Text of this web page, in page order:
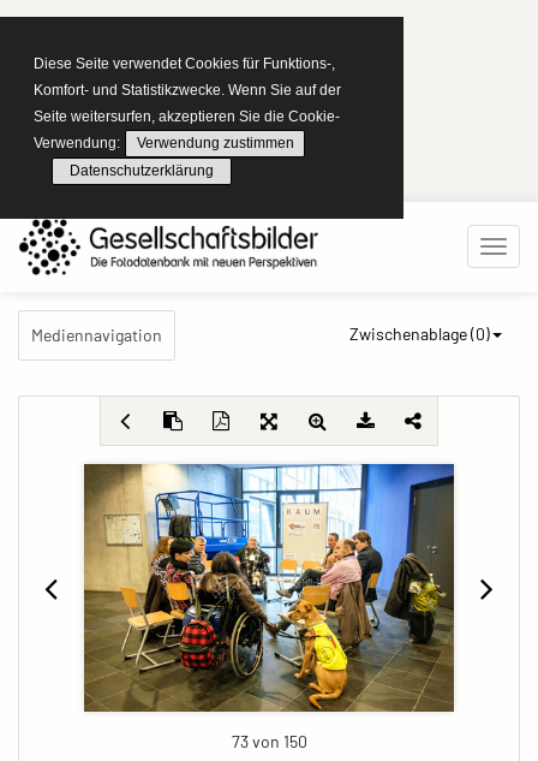
Diese Seite verwendet Cookies für Funktions-,
Komfort- und Statistikzwecke. Wenn Sie auf der
Seite weitersurfen, akzeptieren Sie die Cookie-
Verwendung:
Verwendung zustimmen
Datenschutzerklärung
Mediennavigation Zwischenablage (0)
73 von 150